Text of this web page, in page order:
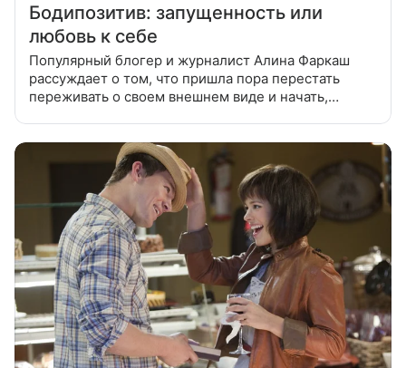
Бодипозитив: запущенность или
любовь к себе
Популярный блогер и журналист Алина Фаркаш
рассуждает о том, что пришла пора перестать
переживать о своем внешнем виде и начать,